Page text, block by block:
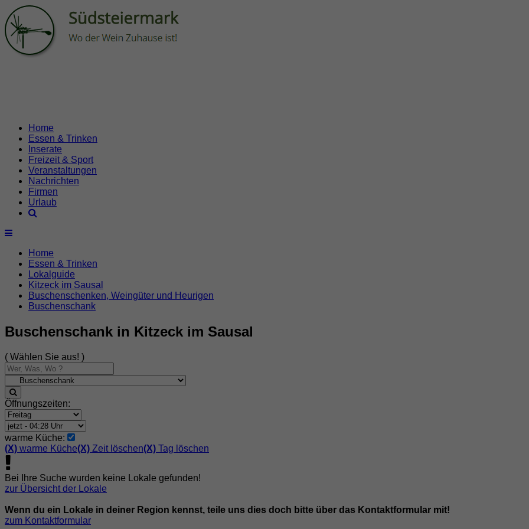
Home
Essen & Trinken
Inserate
Freizeit & Sport
Veranstaltungen
Nachrichten
Firmen
Urlaub
Home
Essen & Trinken
Lokalguide
Kitzeck im Sausal
Buschenschenken, Weingüter und Heurigen
Buschenschank
Buschenschank in Kitzeck im Sausal
( Wählen Sie aus! )
Öffnungszeiten:
warme Küche:
(X) warme Küche(X) Zeit löschen(X) Tag löschen
Bei Ihre Suche wurden keine Lokale gefunden!
zur Übersicht der Lokale
Wenn du ein Lokale in deiner Region kennst, teile uns dies doch bitte über das Kontaktformular mit!
zum Kontaktformular